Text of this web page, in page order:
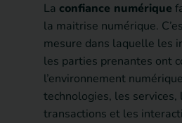
La confiance numérique
la maitrise numérique.
mesure dans laquelle les
les parties prenantes ont
l’environnement
technologies, les services,
transactions et les